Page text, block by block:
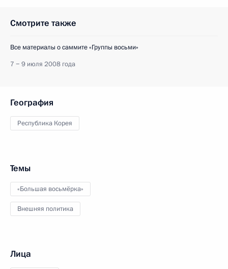
Смотрите также
Все материалы о саммите «Группы восьми»
7 − 9 июля 2008 года
География
Республика Корея
Темы
«Большая восьмёрка»
Внешняя политика
Лица